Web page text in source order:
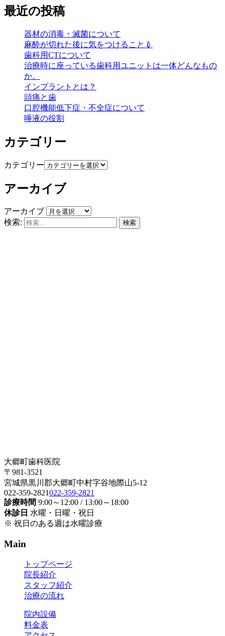
最近の投稿
器材の消毒・滅菌について
麻酔が切れた後に気をつけること💉
歯科用CTについて
治療時に座っている歯科用ユニットは一体どんなもの
か。
インプラントとは？
頭痛と歯
口腔機能低下症・不全症について
唾液の役割
カテゴリー
カテゴリー
アーカイブ
アーカイブ
検索:
大郷町歯科医院
〒981-3521
宮城県黒川郡大郷町中村字谷地際山5-12
022-359-2821022-359-2821
診療時間 9:00～12:00 / 13:00～18:00
休診日 水曜・日曜・祝日
※ 祝日のある週は水曜診療
Main
トップページ
院長紹介
スタッフ紹介
治療の流れ
院内設備
料金表